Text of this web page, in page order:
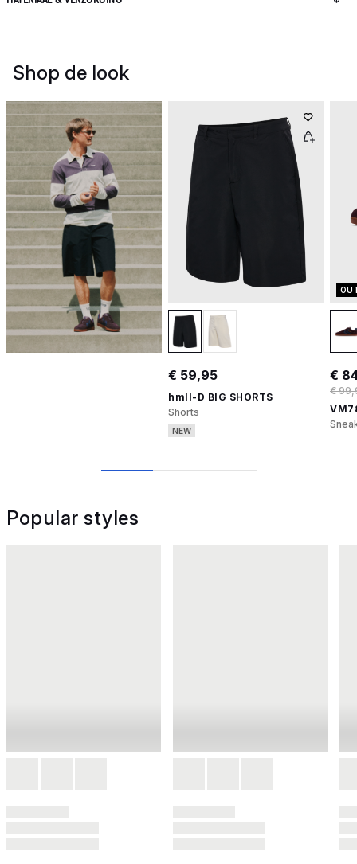
Shop de look
€ 59,95
hmlI-D BIG SHORTS
Shorts
NEW
€
€
Popular styles